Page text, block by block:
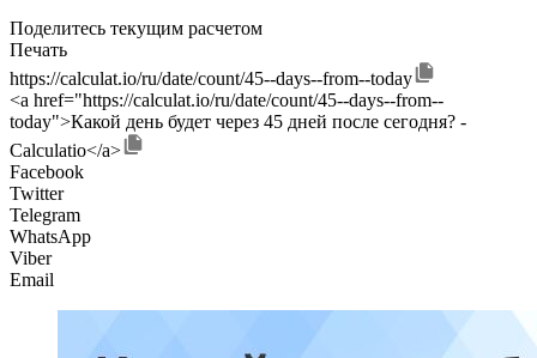
Поделитесь текущим расчетом
Печать
https://calculat.io/ru/date/count/45--days--from--today
<a href="https://calculat.io/ru/date/count/45--days--from--
today">Какой день будет через 45 дней после сегодня? -
Calculatio</a>
Facebook
Twitter
Telegram
WhatsApp
Viber
Email